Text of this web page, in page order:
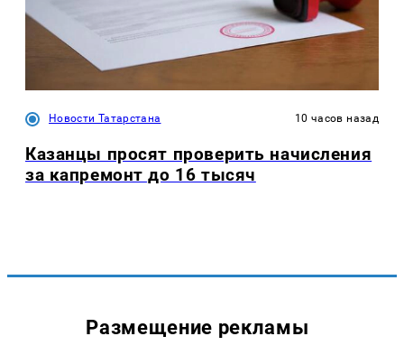
Новости Татарстана 10 часов назад
Казанцы просят проверить начисления
за капремонт до 16 тысяч
Размещение рекламы